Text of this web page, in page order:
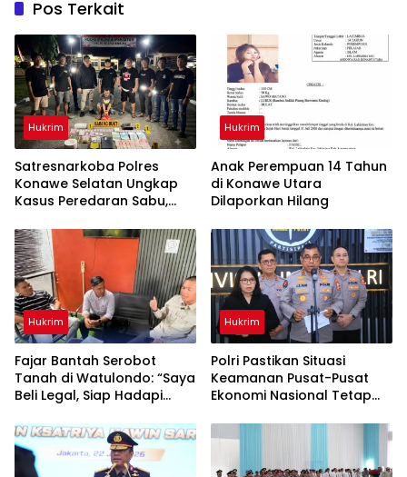
Pos Terkait
Hukrim
Satresnarkoba Polres
Konawe Selatan Ungkap
Kasus Peredaran Sabu,
Diamankan
Hukrim
Anak Perempuan 14 Tahun
di Konawe Utara
Dilaporkan Hilang
Hukrim
‎Fajar Bantah Serobot
Tanah di Watulondo: “Saya
Beli Legal, Siap Hadapi
Hukrim
Polri Pastikan Situasi
Keamanan Pusat-Pusat
Ekonomi Nasional Tetap